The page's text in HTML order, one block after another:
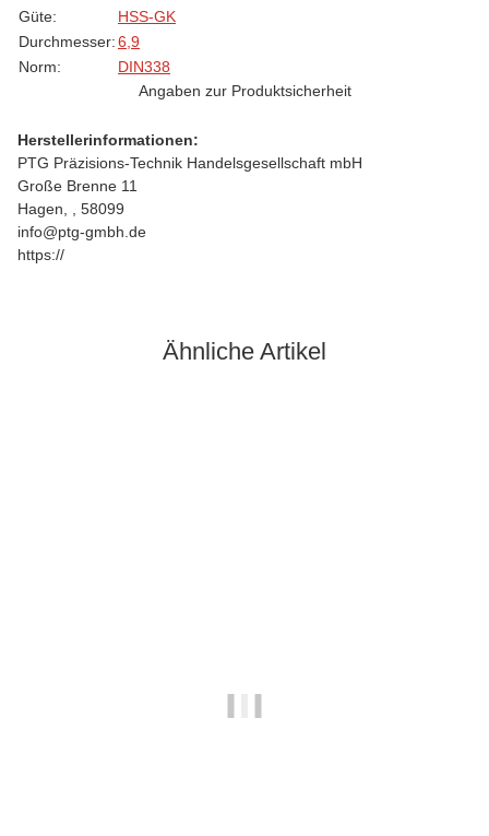
Produkteigenschaft
Wert
Güte:
HSS-GK
Durchmesser:6,9
Norm:
DIN338
Angaben zur Produktsicherheit
Herstellerinformationen:
PTG Präzisions-Technik Handelsgesellschaft mbH
Große Brenne 11
Hagen, , 58099
info@ptg-gmbh.de
https://
Ähnliche Artikel